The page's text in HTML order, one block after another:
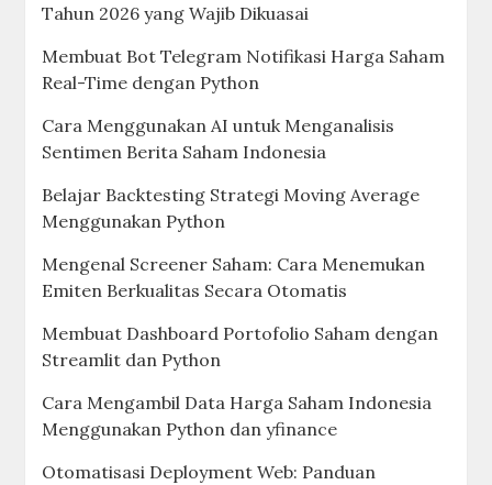
Tahun 2026 yang Wajib Dikuasai
Membuat Bot Telegram Notifikasi Harga Saham
Real-Time dengan Python
Cara Menggunakan AI untuk Menganalisis
Sentimen Berita Saham Indonesia
Belajar Backtesting Strategi Moving Average
Menggunakan Python
Mengenal Screener Saham: Cara Menemukan
Emiten Berkualitas Secara Otomatis
Membuat Dashboard Portofolio Saham dengan
Streamlit dan Python
Cara Mengambil Data Harga Saham Indonesia
Menggunakan Python dan yfinance
Otomatisasi Deployment Web: Panduan